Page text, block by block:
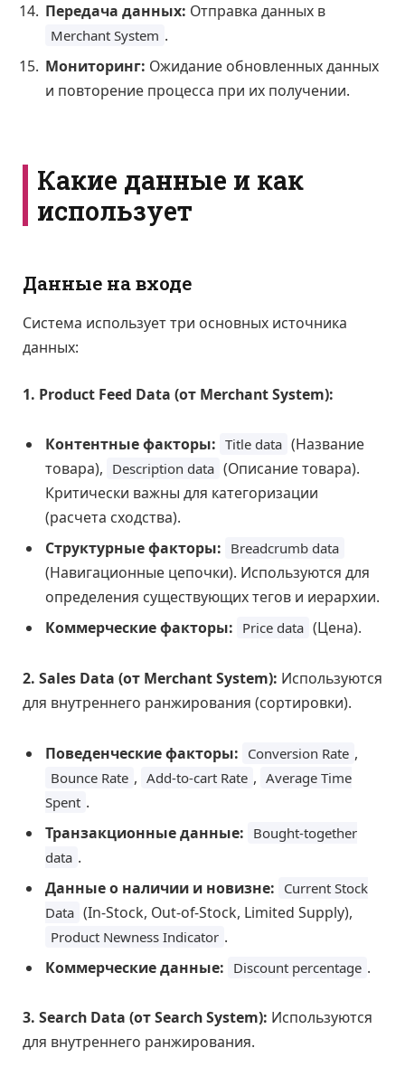
Передача данных: Отправка данных в
Merchant System .
Мониторинг: Ожидание обновленных данных
и повторение процесса при их получении.
Какие данные и как
использует
Данные на входе
Система использует три основных источника
данных:
1. Product Feed Data (от Merchant System):
Контентные факторы: Title data (Название
товара), Description data (Описание товара).
Критически важны для категоризации
(расчета сходства).
Структурные факторы: Breadcrumb data
(Навигационные цепочки). Используются для
определения существующих тегов и иерархии.
Коммерческие факторы: Price data (Цена).
2. Sales Data (от Merchant System): Используются
для внутреннего ранжирования (сортировки).
Поведенческие факторы: Conversion Rate ,
Bounce Rate , Add-to-cart Rate , Average Time
Spent .
Транзакционные данные: Bought-together
data .
Данные о наличии и новизне: Current Stock
Data (In-Stock, Out-of-Stock, Limited Supply),
Product Newness Indicator .
Коммерческие данные: Discount percentage .
3. Search Data (от Search System): Используются
для внутреннего ранжирования.